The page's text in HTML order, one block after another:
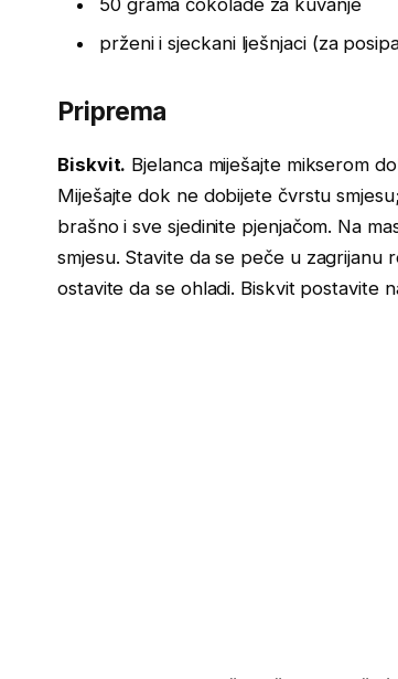
prženi i sjeckani lješnjaci (za
Priprema
Biskvit. Bjelanca miješajte mikserom
Miješajte dok ne dobijete čvrstu
brašno i sve sjedinite pjenjačom. Na
smjesu. Stavite da se peče u
ostavite da se ohladi. Biskvit postavite